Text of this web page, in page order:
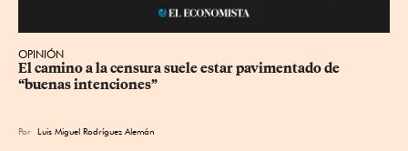
OPINIÓN
El camino a la censura suele estar pavimentado de
“buenas intenciones”
Por Luis Miguel Rodríguez Alemán